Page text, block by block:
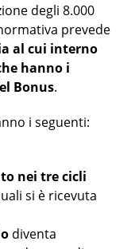
degli 8.000
prevede
al cui interno
hanno i
Bonus.
i seguenti:
nei tre cicli
si è ricevuta
diventa